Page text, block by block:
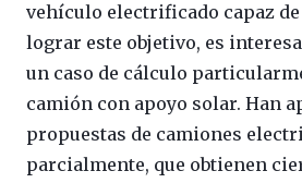
vehículo electrificado capaz
lograr este objetivo, es
un caso de cálculo
camión con apoyo solar. Han
propuestas de camiones
parcialmente, que obtienen